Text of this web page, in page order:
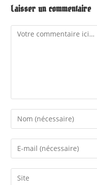
Laisser un commentaire